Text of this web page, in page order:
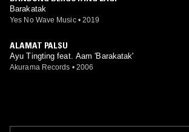
Barakatak
Yes No Wave Music • 2019
ALAMAT PALSU
Ayu Tingting feat. Aam 'Barakatak'
Akurama Records • 2006